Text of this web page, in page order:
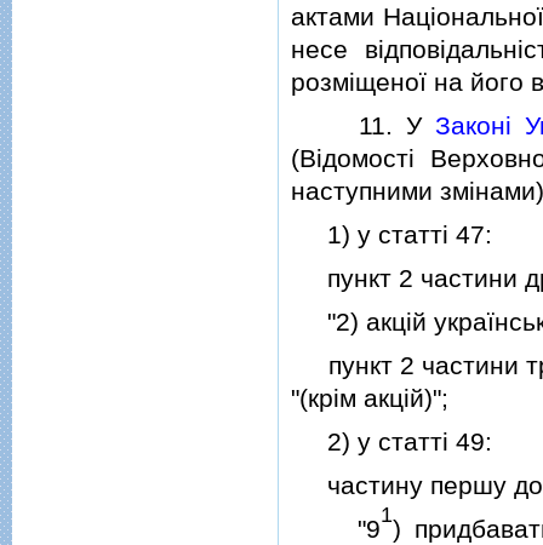
актами
несе
розмiщеної на його
11. У Законi
(Вiдомостi
наступними
1) у статтi 47:
пункт 2 частини
"2) акцiй
пункт 2 частини
"(крiм акцiй)";
2) у статтi 49:
частину першу
"91)